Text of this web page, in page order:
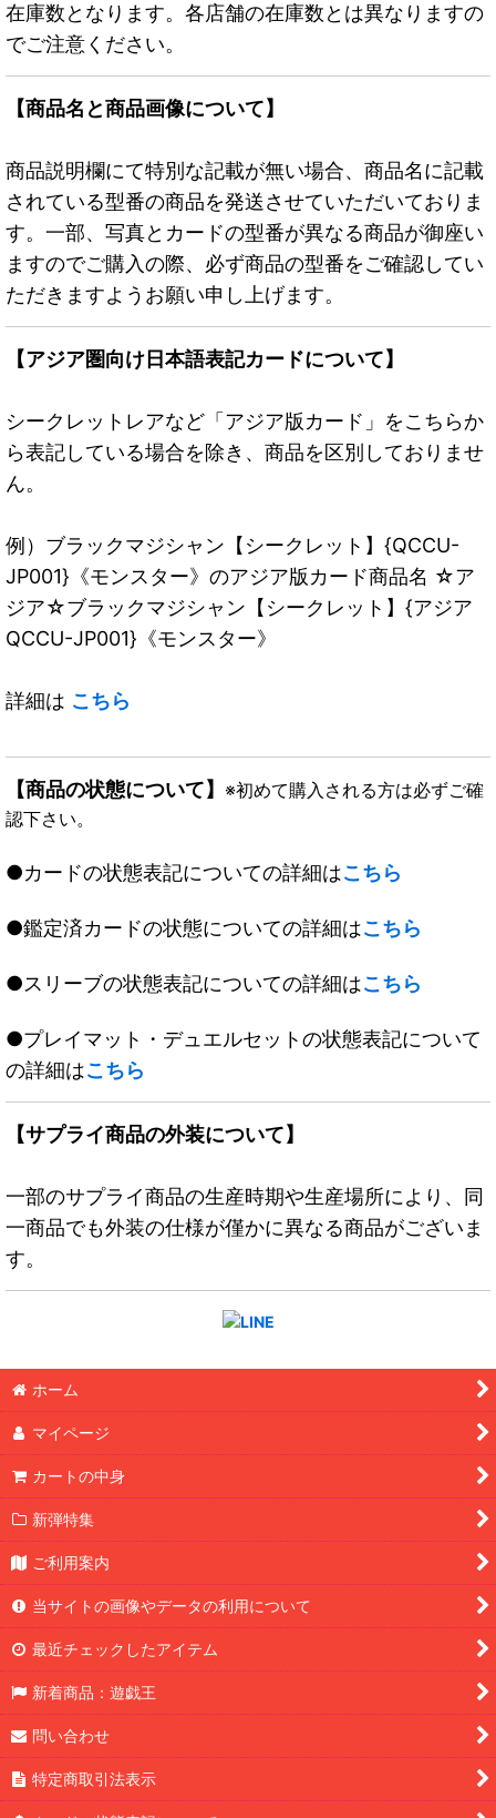
在庫数となります。各店舗の在庫数とは異なりますの
でご注意ください。
【商品名と商品画像について】
商品説明欄にて特別な記載が無い場合、商品名に記載
されている型番の商品を発送させていただいておりま
す。一部、写真とカードの型番が異なる商品が御座い
ますのでご購入の際、必ず商品の型番をご確認してい
ただきますようお願い申し上げます。
【アジア圏向け日本語表記カードについて】
シークレットレアなど「アジア版カード」をこちらか
ら表記している場合を除き、商品を区別しておりませ
ん。
例）ブラックマジシャン【シークレット】{QCCU-
JP001}《モンスター》のアジア版カード商品名 ☆ア
ジア☆ブラックマジシャン【シークレット】{アジア
QCCU-JP001}《モンスター》
詳細は こちら
【商品の状態について】 ※初めて購入される方は必ずご確
認下さい。
●カードの状態表記についての詳細はこちら
●鑑定済カードの状態についての詳細はこちら
●スリーブの状態表記についての詳細はこちら
●プレイマット・デュエルセットの状態表記について
の詳細はこちら
【サプライ商品の外装について】
一部のサプライ商品の生産時期や生産場所により、同
一商品でも外装の仕様が僅かに異なる商品がございま
す。
ホーム
マイページ
カートの中身
新弾特集
ご利用案内
当サイトの画像やデータの利用について
最近チェックしたアイテム
新着商品：遊戯王
問い合わせ
特定商取引法表示